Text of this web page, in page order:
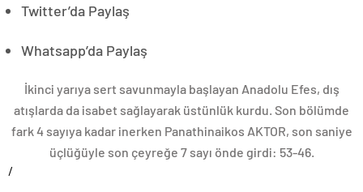
Twitter’da Paylaş
Whatsapp’da Paylaş
İkinci yarıya sert savunmayla başlayan Anadolu Efes, dış
atışlarda da isabet sağlayarak üstünlük kurdu. Son bölümde
fark 4 sayıya kadar inerken Panathinaikos AKTOR, son saniye
üçlüğüyle son çeyreğe 7 sayı önde girdi: 53-46.
/